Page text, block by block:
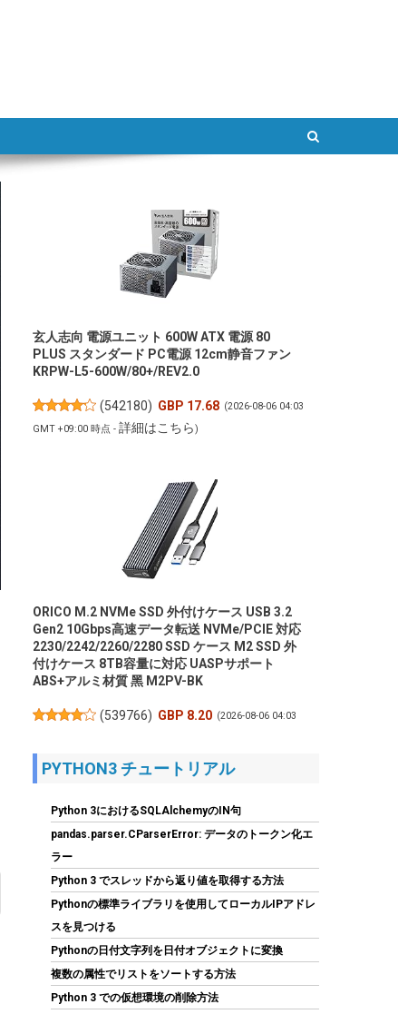
玄人志向 電源ユニット 600W ATX 電源 80
PLUS スタンダード PC電源 12cm静音ファン
KRPW-L5-600W/80+/REV2.0
(542180) GBP 17.68 (2026-08-06 04:03
GMT +09:00 時点 -詳細はこちら)
ORICO M.2 NVMe SSD 外付けケース USB 3.2
Gen2 10Gbps高速データ転送 NVMe/PCIE 対応
2230/2242/2260/2280 SSD ケース M2 SSD 外
付けケース 8TB容量に対応 UASPサポート
ABS+アルミ材質 黑 M2PV-BK
(539766) GBP 8.20 (2026-08-06 04:03
Seagate IronWolf 内蔵HDD 4TB NAS用
ST4000VN006/EC
(545160) GBP 124.52 (2026-08-06
04:03 GMT +09:00 時点 -詳細はこちら
PYTHON3 チュートリアル
Python 3におけるSQLAlchemyのIN句
pandas.parser.CParserError: データのトークン化エ
ラー
Python 3 でスレッドから返り値を取得する方法
Pythonの標準ライブラリを使用してローカルIPアドレ
スを見つける
Pythonの日付文字列を日付オブジェクトに変換
複数の属性でリストをソートする方法
Python 3 での仮想環境の削除方法